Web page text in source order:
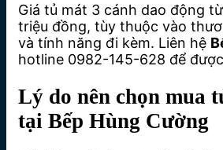
Giá tủ mát 3 cánh dao động
triệu đồng, tùy thuộc vào
và tính năng đi kèm. Liên hệ
hotline 0982-145-628 để
Lý do nên chọn mua
tại Bếp Hùng Cường